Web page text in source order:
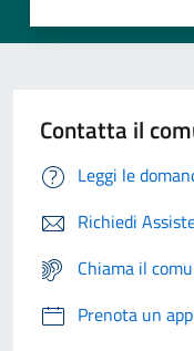
Contatta il
Leggi le
Richiedi
Chiama il
Prenota un